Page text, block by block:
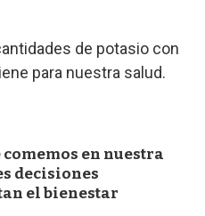
de potasio con
para nuestra salud.
en nuestra
decisiones
el bienestar